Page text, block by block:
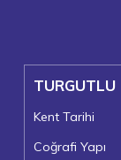
TURGUTLU
Kent Tarihi
Coğrafi Yapı